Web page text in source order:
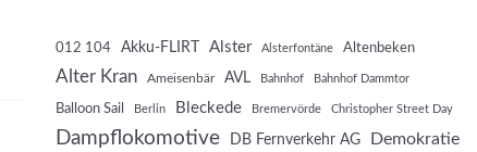
012 104 Akku-FLIRT Alster Alsterfontäne Altenbeken
Alter Kran Ameisenbär AVL Bahnhof Bahnhof Dammtor
Balloon Sail Berlin Bleckede Bremervörde Christopher Street Day
Dampflokomotive DB Fernverkehr AG Demokratie